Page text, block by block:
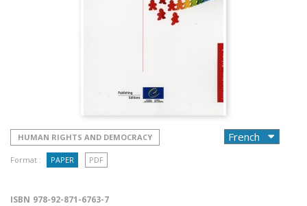
HUMAN RIGHTS AND DEMOCRACY
Format : PAPER PDF
ISBN 978-92-871-6763-7